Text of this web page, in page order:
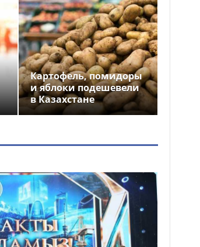
Картофель, помидоры
и яблоки подешевели
в Казахстане